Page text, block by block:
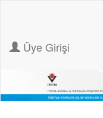
Üye Girişi